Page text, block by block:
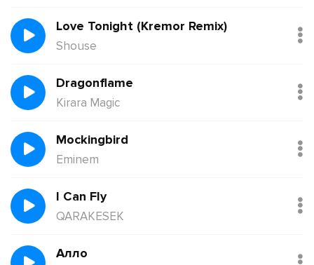
Love Tonight (Kremor Remix)
Shouse
Dragonflame
Kirara Magic
Mockingbird
Eminem
I Can Fly
QARAKESEK
Алло